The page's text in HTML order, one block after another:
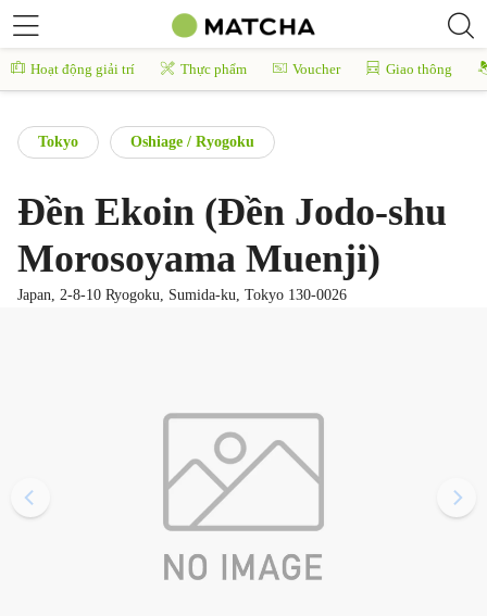
Hoạt động giải trí Thực phẩm Voucher Giao thông
Tokyo Oshiage / Ryogoku
Đền Ekoin (Đền Jodo-shu
Morosoyama Muenji)
Japan, 2-8-10 Ryogoku, Sumida-ku, Tokyo 130-0026